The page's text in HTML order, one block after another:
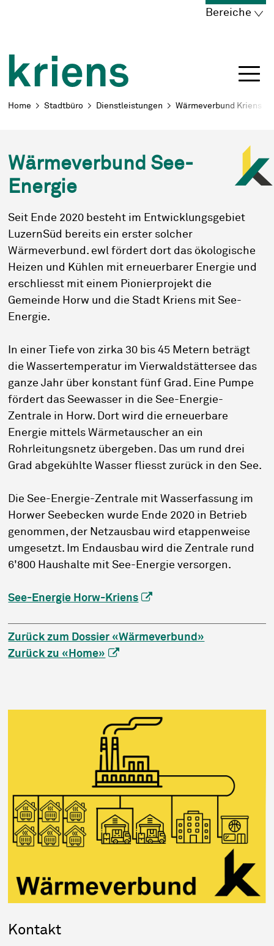
Navigieren in Kriens
Bereiche
Breadcrumb
Home Stadtbüro Dienstleistungen Wärmeverbund Kriens
Wärmeverbund See-
Energie
Seit Ende 2020 besteht im Entwicklungsgebiet
LuzernSüd bereits ein erster solcher
Wärmeverbund. ewl fördert dort das ökologische
Heizen und Kühlen mit erneuerbarer Energie und
erschliesst mit einem Pionierprojekt die
Gemeinde Horw und die Stadt Kriens mit See-
Energie.
In einer Tiefe von zirka 30 bis 45 Metern beträgt
die Wassertemperatur im Vierwaldstättersee das
ganze Jahr über konstant fünf Grad. Eine Pumpe
fördert das Seewasser in die See-Energie-
Zentrale in Horw. Dort wird die erneuerbare
Energie mittels Wärmetauscher an ein
Rohrleitungsnetz übergeben. Das um rund drei
Grad abgekühlte Wasser fliesst zurück in den See.
Die See-Energie-Zentrale mit Wasserfassung im
Horwer Seebecken wurde Ende 2020 in Betrieb
genommen, der Netzausbau wird etappenweise
umgesetzt. Im Endausbau wird die Zentrale rund
6'800 Haushalte mit See-Energie versorgen.
See-Energie Horw-Kriens
Zurück zum Dossier «Wärmeverbund»
Zurück zu «Home»
Kontakt